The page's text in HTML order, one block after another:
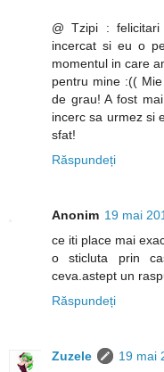
@ Tzipi : felicitari
incercat si eu o
momentul in care
pentru mine :((
de grau! A fost
incerc sa urmez si
sfat!
Răspundeți
Anonim 19 mai
ce iti place mai
o sticluta prin
ceva.astept un
Răspundeți
Zuzele
19 mai